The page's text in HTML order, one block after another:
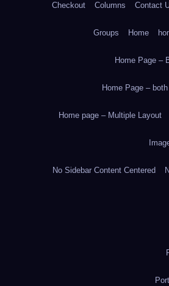
Checkout Columns Contact
Groups Home
Home Page –
Home Page –
Home page – Multiple Layout
No Sidebar Content Centered